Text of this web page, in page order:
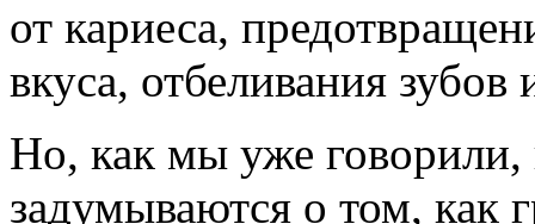
от кариеса,
вкуса, отбеливания
Но, как мы уже говорили,
задумываются о том, как